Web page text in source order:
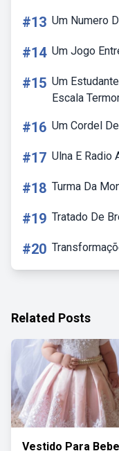
#13 Um Numero
#14 Um Jogo
#15 Um
Escala
#16 Um Cordel
#17 Ulna E Radio
#18 Turma Da
#19 Tratado De
#20
Related Posts
Vestido Para Bebe